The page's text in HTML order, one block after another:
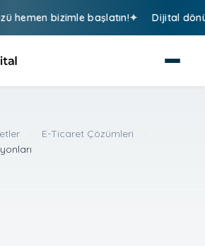
bizimle başlatın! Dijital
E-Ticaret Çözümleri